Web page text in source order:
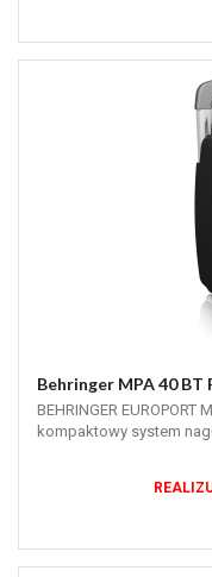
Behringer MPA 40 BT
BEHRINGER EUROPORT
kompaktowy system